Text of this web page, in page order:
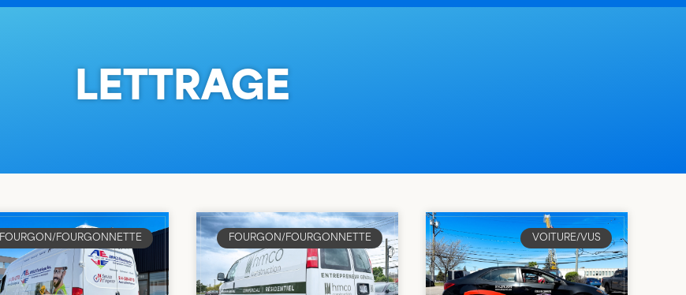
LETTRAGE
FOURGON/FOURGONNETTE FOURGON/FOURGONNETTE VOITURE/VUS